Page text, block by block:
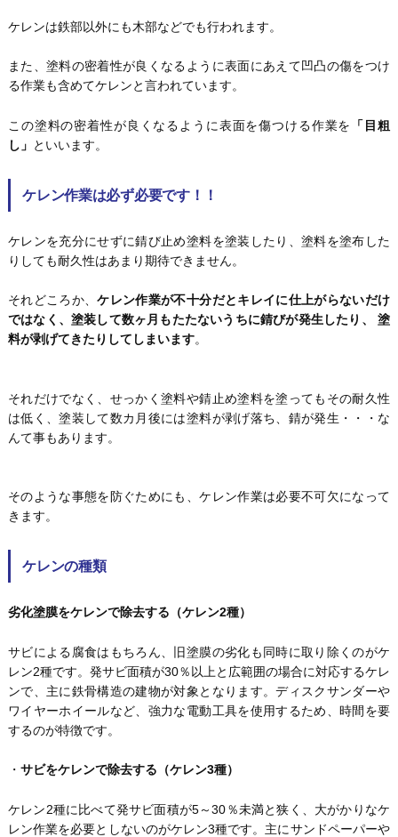
ケレンは鉄部以外にも木部などでも行われます。
また、塗料の密着性が良くなるように表面にあえて凹凸の傷をつけ
る作業も含めてケレンと言われています。
この塗料の密着性が良くなるように表面を傷つける作業を
「目粗
し」 といいます。
ケレン作業は必ず必要です！！
ケレンを充分にせずに錆び止め塗料を塗装したり、塗料を塗布した
りしても耐久性はあまり期待できません。
それどころか、ケレン作業が不十分だとキレイに仕上がらないだけ
ではなく、塗装して数ヶ月もたたないうちに錆びが発生したり、 塗
料が剥げてきたりしてしまいます。
それだけでなく、せっかく塗料や錆止め塗料を塗ってもその耐久性
は低く、塗装して数カ月後には塗料が剥げ落ち、錆が発生・・・な
んて事もあります。
そのような事態を防ぐためにも、ケレン作業は必要不可欠になって
きます。
ケレンの種類
劣化塗膜をケレンで除去する（ケレン2種）
サビによる腐食はもちろん、旧塗膜の劣化も同時に取り除くのがケ
レン2種です。発サビ面積が30％以上と広範囲の場合に対応するケレ
ンで、主に鉄骨構造の建物が対象となります。ディスクサンダーや
ワイヤーホイールなど、強力な電動工具を使用するため、時間を要
するのが特徴です。
・ サビをケレンで除去する（ケレン3種）
ケレン2種に比べて発サビ面積が5～30％未満と狭く、大がかりなケ
レン作業を必要としないのがケレン3種です。主にサンドペーパーや